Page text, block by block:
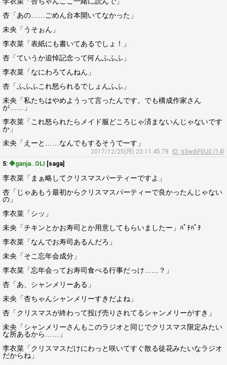
杏「あの……ごめん台本開いてなかった」
未央「うそぉん」
李衣菜「表紙にも書いてあるでしょ！」
杏「ていうか追悼記念って何んふふふ」
李衣菜「なにわろてんねん」
杏「ふふふこれ怒られるでしょんふふ」
未央「私たちはやめようって言ったんです。でも構成作家さん
が……」
李衣菜「これ怒られたらメイド服どころじゃ済まないんじゃないです
か」
未央「えーと……なんでもするそうでーす」
2017/12/25(月) 23:11:45.78
ID: g3wdiF0U0 (14)
5: ◆ganja..OLI [saga]
李衣菜「まぁ略してクリスマスパーティーですよ」
杏「じゃあもう最初からクリスマスパーティーで良かったんじゃない
の」
李衣菜「シッ」
未央「チキンとかお寿司とか用意してもらいましたー」ﾊﾟﾁﾊﾟﾁ
李衣菜「なんでお寿司あるんだろ」
未央「そこ忘年会成分」
李衣菜「忘年会ってお寿司食べる行事だっけ……？」
杏「あ、シャンメリーある」
未央「杏ちゃんシャンメリーすきだよね」
杏「クリスマスが終わって投げ売りされてるシャンメリーがすき」
未央「シャンメリーさんもこのラジオと同じでクリスマス限定みたい
な所あるから……」
李衣菜「クリスマスだけにわっと咲いてすぐ散る徒花みたいなラジオ
だからね」